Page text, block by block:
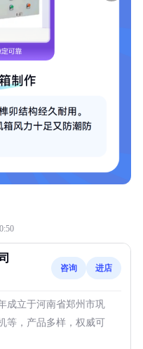
咨询 进店
成立于河南省郑州市巩
等，产品多样，权威可